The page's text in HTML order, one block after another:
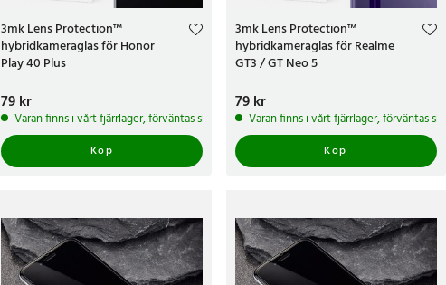
3mk Lens Protection™
hybridkameraglas för Honor
Play 40 Plus
Pris:79 kr
79 kr
Varan finns i vårt fjärrlager, förväntas skickas inom 5-7 arbetsdagar
Köp
3mk Lens Protection™
hybridkameraglas för Realme
GT3 / GT Neo 5
Pris:79 kr
79 kr
Varan finns i vårt fjärrlager, förväntas
Köp